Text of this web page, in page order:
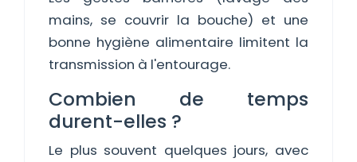
mains, se couvrir la bouche) et une
bonne hygiène alimentaire limitent la
transmission à l'entourage.
Combien de temps
durent-elles ?
Le plus souvent quelques jours, avec